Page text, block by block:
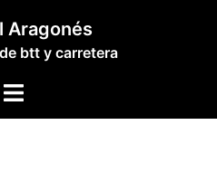
Aragonés
btt y carretera
Alternar